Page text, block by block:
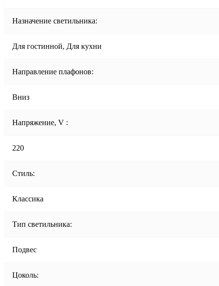
Назначение светильника:
Для гостинной, Для кухни
Направление плафонов:
Вниз
Напряжение, V :
220
Стиль:
Классика
Тип светильника:
Подвес
Цоколь: